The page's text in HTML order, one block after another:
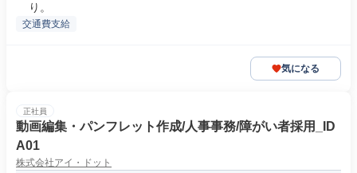
り。
交通費支給
気になる
正社員
動画編集・パンフレット作成/人事事務/障がい者採用_ID
A01
株式会社アイ・ドット